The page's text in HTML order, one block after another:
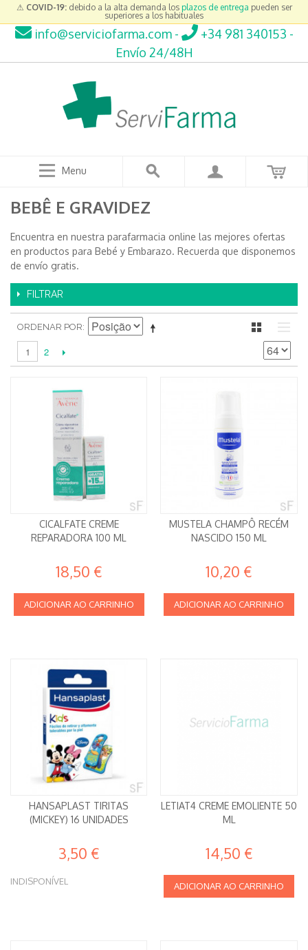
⚠ COVID-19:debido a la alta demanda los plazos de entrega pueden ser
superiores a los habituales
info@serviciofarma.com- +34 981 340153 -
Envío 24/48H
Menu
BEBÊ E GRAVIDEZ
Encuentra en nuestra parafarmacia online las mejores ofertas
en productos para Bebé y Embarazo. Recuerda que disponemos
de envío gratis.
FILTRAR
ORDENAR POR
1 2
CICALFATE CREME
REPARADORA 100 ML
18,50 €
ADICIONAR AO CARRINHO
MUSTELA CHAMPÔ RECÉM
NASCIDO 150 ML
10,20 €
ADICIONAR AO CARRINHO
HANSAPLAST TIRITAS
(MICKEY) 16 UNIDADES
3,50 €
INDISPONÍVEL
LETIAT4 CREME EMOLIENTE 50
ML
14,50 €
ADICIONAR AO CARRINHO